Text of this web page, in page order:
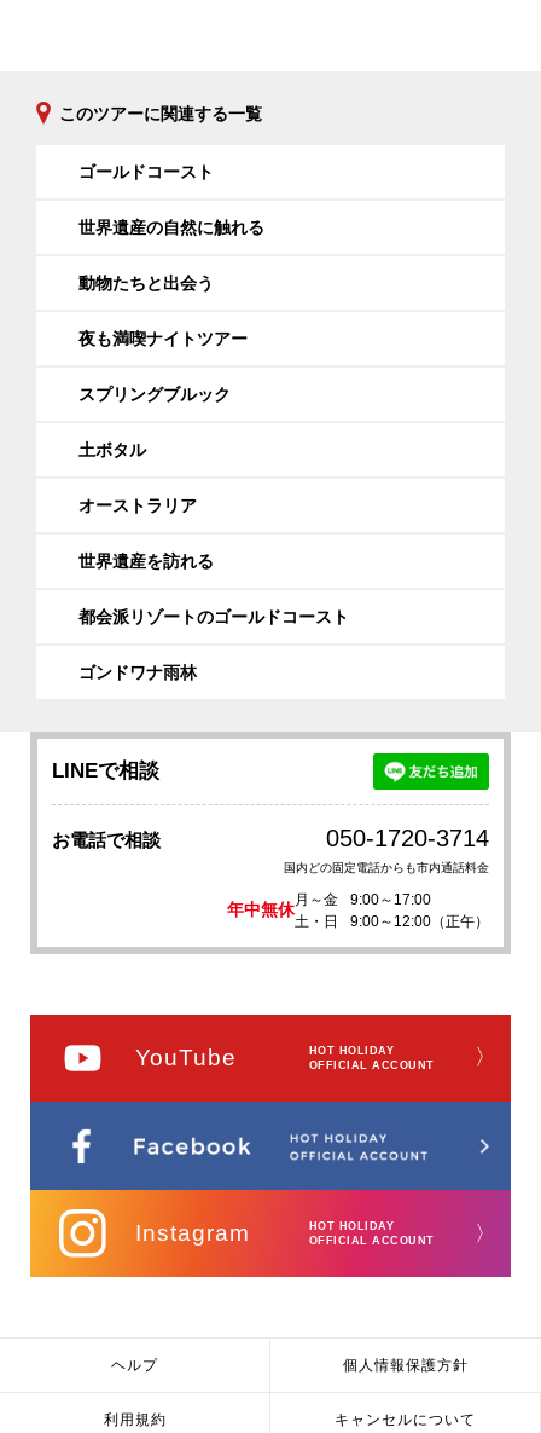
このツアーに関連する一覧
ゴールドコースト
世界遺産の自然に触れる
動物たちと出会う
夜も満喫ナイトツアー
スプリングブルック
土ボタル
オーストラリア
世界遺産を訪れる
都会派リゾートのゴールドコースト
ゴンドワナ雨林
LINEで相談
お電話で相談 050-1720-3714
国内どの固定電話からも市内通話料金
年中無休
月～金
9:00～17:00
土・日
9:00～12:00（正午）
YouTube
HOT HOLIDAY
OFFICIAL ACCOUNT
〉
Instagram
HOT HOLIDAY
OFFICIAL ACCOUNT
〉
ヘルプ 個人情報保護方針
利用規約 キャンセルについて